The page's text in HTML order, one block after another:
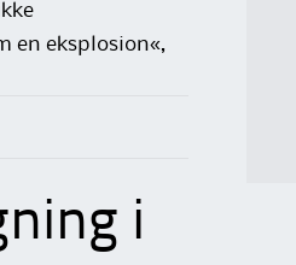
en eksplosion«,
i